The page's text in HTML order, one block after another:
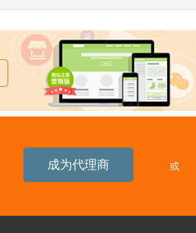
成为代理商 或